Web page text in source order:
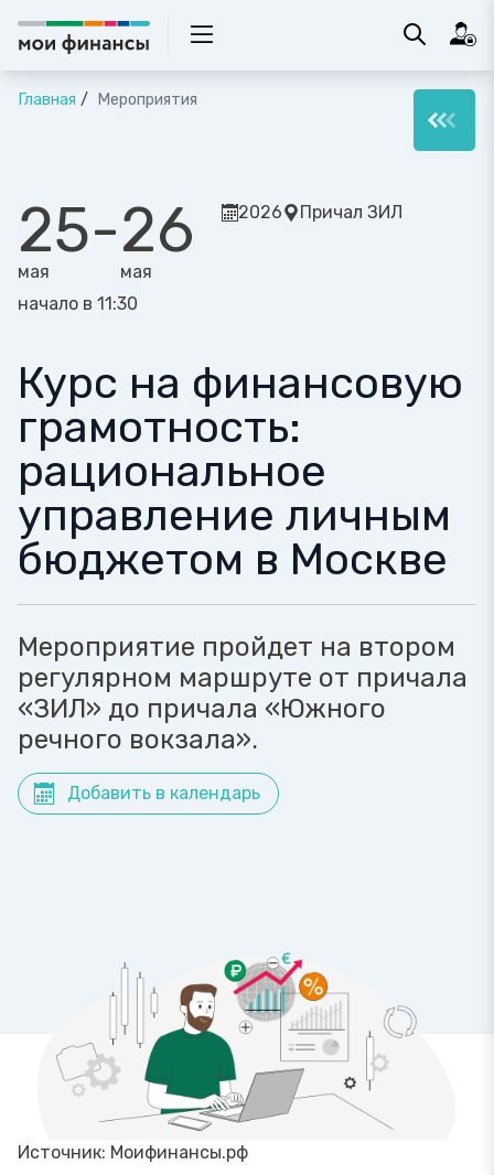
Главная Мероприятия
25
мая
-26
мая
начало в 11:30
2026 Причал ЗИЛ
Курс на финансовую
грамотность:
рациональное
управление личным
бюджетом в Москве
Мероприятие пройдет на втором
регулярном маршруте от причала
«ЗИЛ» до причала «Южного
речного вокзала».
Добавить в календарь
Источник: Моифинансы.рф